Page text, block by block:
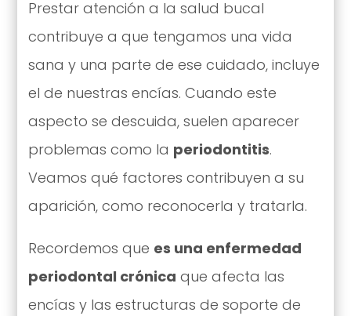
Prestar atención a la salud bucal
contribuye a que tengamos una vida
sana y una parte de ese cuidado, incluye
el de nuestras encías. Cuando este
aspecto se descuida, suelen aparecer
problemas como la periodontitis.
Veamos qué factores contribuyen a su
aparición, como reconocerla y tratarla.
Recordemos que es una enfermedad
periodontal crónica que afecta las
encías y las estructuras de soporte de